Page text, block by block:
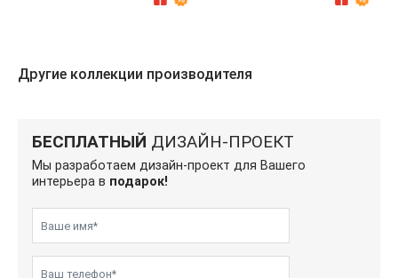
Другие коллекции производителя
БЕСПЛАТНЫЙ ДИЗАЙН-ПРОЕКТ
Мы разработаем дизайн-проект для Вашего
интерьера в подарок!